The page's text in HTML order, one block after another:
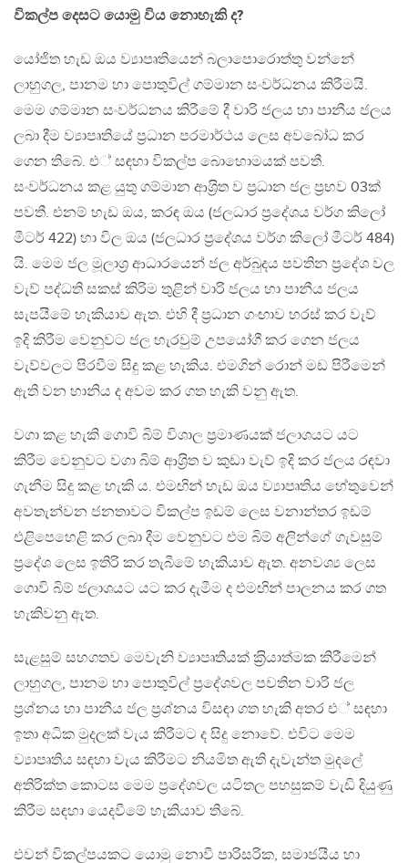
විකල්ප දෙසට යොමු විය නොහැකි ද?
යෝජිත හැඩ ඔය ව්‍යාපෘතියෙන් බලාපොරොත්තු වන්නේ
ලාහුගල, පානම හා පොතුවිල් ගම්මාන සංවර්ධනය කිරීමයි.
මෙම ගම්මාන සංවර්ධනය කිරීමේ දී වාරි ජලය හා පානීය ජලය
ලබා දීම ව්‍යාපෘතියේ ප‍්‍රධාන පරමාර්ථය ලෙස අවබෝධ කර
ගෙන තිබේ. එ් සඳහා විකල්ප බොහොමයක් පවතී.
සංවර්ධනය කළ යුතු ගම්මාන ආශ‍්‍රිත ව ප‍්‍රධාන ජල ප‍්‍රභව 03ක්
පවතී. එනම් හැඩ ඔය, කරඳ ඔය (ජලධාර ප‍්‍රදේශය වර්ග කිලෝ
මීටර් 422) හා විල ඔය (ජලධාර ප‍්‍රදේශය වර්ග කිලෝ මීටර් 484)
යි. මෙම ජල මූලාශ‍්‍ර ආධාරයෙන් ජල අර්බුදය පවතින ප‍්‍රදේශ වල
වැව් පද්ධති සකස් කිරිම තුළින් වාරි ජලය හා පානීය ජලය
සැපයීමේ හැකියාව ඇත. එහි දී ප‍්‍රධාන ගංඟාව හරස් කර වැව්
ඉදි කිරීම වෙනුවට ජල හැරවුම් උපයෝගී කර ගෙන ජලය
වැව්වලට පිරවීම සිදු කළ හැකිය. එමගින් රොන් මඩ පිරීමෙන්
ඇති වන හානිය ද අවම කර ගත හැකි වනු ඇත.
වගා කළ හැකි ගොවි බිම් විශාල ප‍්‍රමාණයක් ජලාශයට යට
කිරීම වෙනුවට වගා බිම් ආශ‍්‍රිත ව කුඩා වැව් ඉදි කර ජලය රඳවා
ගැනීම සිදු කළ හැකි ය. එමඟින් හැඩ ඔය ව්‍යාපෘතිය හේතුවෙන්
අවතැන්වන ජනතාවට විකල්ප ඉඩම් ලෙස වනාන්තර ඉඩම්
එළිපෙහෙළි කර ලබා දීම වෙනුවට එම බිම් අලින්ගේ ගැවසුම්
ප‍්‍රදේශ ලෙස ඉතිරි කර තැබීමේ හැකියාව ඇත. අනවශ්‍ය ලෙස
ගොවි බිම් ජලාශයට යට කර දැමීම ද එමඟින් පාලනය කර ගත
හැකිවනු ඇත.
සැළසුම් සහගතව මෙවැනි ව්‍යාපෘතියක් ක‍්‍රියාත්මක කිරීමෙන්
ලාහුගල, පානම හා පොතුවිල් ප‍්‍රදේශවල පවතින වාරි ජල
ප‍්‍රශ්නය හා පානීය ජල ප‍්‍රශ්නය විසඳා ගත හැකි අතර එ් සඳහා
ඉතා අධික මුදලක් වැය කිරීමට ද සිදු නොවේ. එවිට මෙම
ව්‍යාපෘතිය සඳහා වැය කිරීමට නියමිත ඇති දැවැන්ත මුදලේ
අතිරික්ත කොටස මෙම ප‍්‍රදේශවල යටිතල පහසුකම් වැඩි දියුණු
කිරීම සඳහා යෙදවීමේ හැකියාව තිබේ.
එවන් විකල්පයකට යොමු නොවී පාරිසරික, සමාජයීය හා